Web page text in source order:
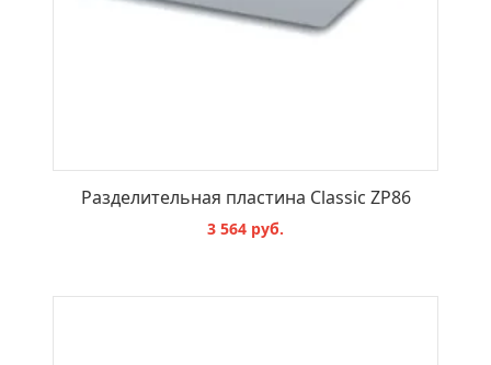
Разделительная пластина Classic ZP86
3 564 руб.
В КОРЗИНУ